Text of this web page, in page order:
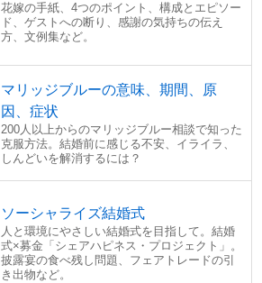
花嫁の手紙、4つのポイント、構成とエピソー
ド、ゲストへの断り、感謝の気持ちの伝え
方、文例集など。
マリッジブルーの意味、期間、原
因、症状
200人以上からのマリッジブルー相談で知った
克服方法。結婚前に感じる不安、イライラ、
しんどいを解消するには？
ソーシャライズ結婚式
人と環境にやさしい結婚式を目指して。結婚
式×募金「シェアハピネス・プロジェクト」。
披露宴の食べ残し問題、フェアトレードの引
き出物など。